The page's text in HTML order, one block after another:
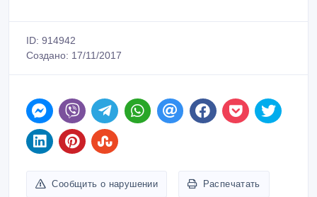
ID: 914942
Создано: 17/11/2017
Сообщить о нарушении Распечатать